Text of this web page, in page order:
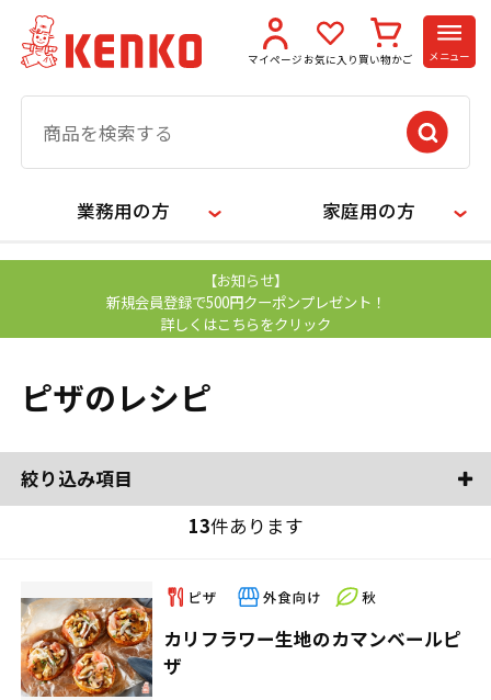
マイページ お気に入り 買い物かご メニュー
業務用の方 家庭用の方
【お知らせ】
新規会員登録で500円クーポンプレゼント！
詳しくはこちらをクリック
ピザのレシピ
絞り込み項目
13件あります
カリフラワー生地のカマンベールピ
ザ